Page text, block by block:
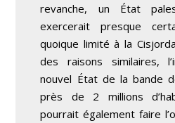
revanche, un État
exercerait presque
quoique limité à la
des raisons similaires,
nouvel État de la bande
près de 2 millions
pourrait également faire